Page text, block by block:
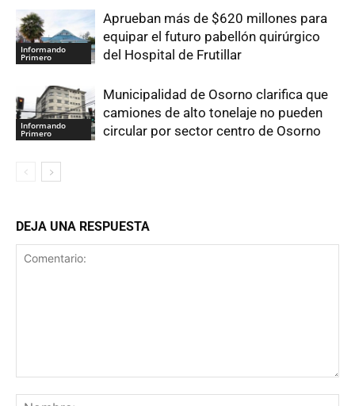
Informando
Primero
Aprueban más de $620 millones para
equipar el futuro pabellón quirúrgico
del Hospital de Frutillar
Informando
Primero
Municipalidad de Osorno clarifica que
camiones de alto tonelaje no pueden
circular por sector centro de Osorno
DEJA UNA RESPUESTA